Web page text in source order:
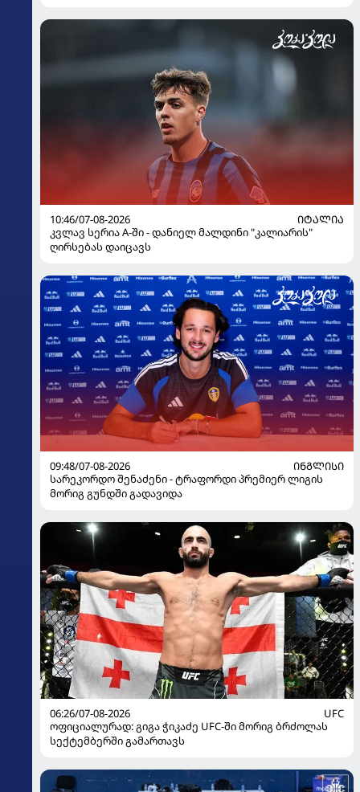
10:46/07-08-2026
ᲘᲢᲐᲚᲘᲐ
კვლავ სერია A-ში - დანიელ მალდინი "კალიარის"
ღირსებას დაიცავს
09:48/07-08-2026
ᲘᲜᲒᲚᲘᲡᲘ
სარეკორდო შენაძენი - ტრაფორდი პრემიერ ლიგის
მორიგ გუნდში გადავიდა
06:26/07-08-2026
UFC
ოფიციალურად: გიგა ჭიკაძე UFC-ში მორიგ ბრძოლას
სექტემბერში გამართავს